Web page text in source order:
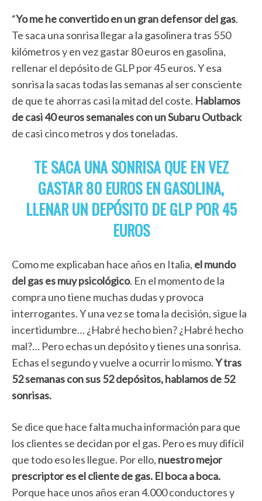
“Yo me he convertido en un gran defensor del gas.
Te saca una sonrisa llegar a la gasolinera tras 550
kilómetros y en vez gastar 80 euros en gasolina,
rellenar el depósito de GLP por 45 euros. Y esa
sonrisa la sacas todas las semanas al ser consciente
de que te ahorras casi la mitad del coste. Hablamos
de casi 40 euros semanales con un Subaru Outback
de casi cinco metros y dos toneladas.
TE SACA UNA SONRISA QUE EN VEZ
GASTAR 80 EUROS EN GASOLINA,
LLENAR UN DEPÓSITO DE GLP POR 45
EUROS
Como me explicaban hace años en Italia, el mundo
del gas es muy psicológico. En el momento de la
compra uno tiene muchas dudas y provoca
interrogantes. Y una vez se toma la decisión, sigue la
incertidumbre… ¿Habré hecho bien? ¿Habré hecho
mal?… Pero echas un depósito y tienes una sonrisa.
Echas el segundo y vuelve a ocurrir lo mismo.Y tras
52 semanas con sus 52 depósitos, hablamos de 52
sonrisas.
Se dice que hace falta mucha información para que
los clientes se decidan por el gas. Pero es muy difícil
que todo eso les llegue. Por ello, nuestro mejor
prescriptor es el cliente de gas. El boca a boca.
Porque hace unos años eran 4.000 conductores y